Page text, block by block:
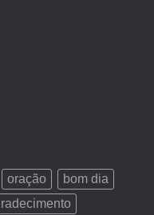
oração
bom dia